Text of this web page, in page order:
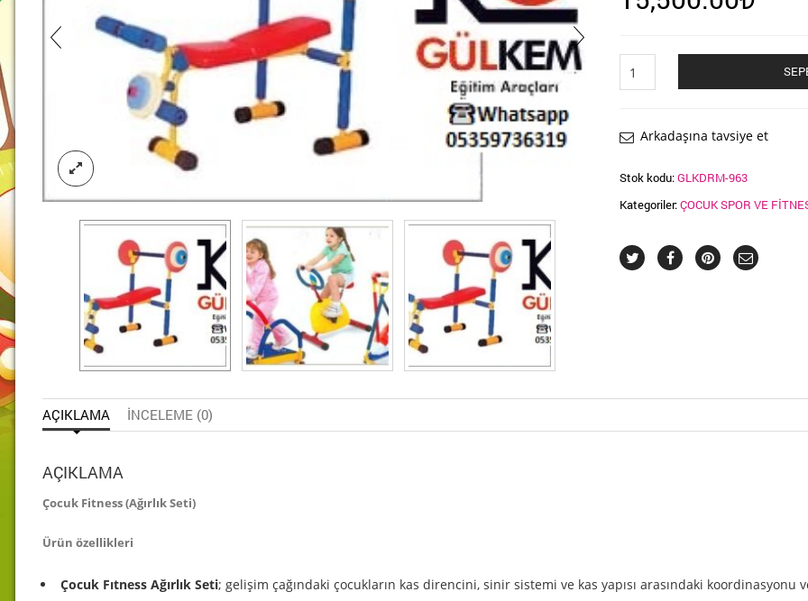
Fitness
adetArkadaşına tavsiye et
Stok kodu:GLKDRM-963
Kategoriler:ÇOCUK SPOR VE
AÇIKLAMA İNCELEME (0)
AÇIKLAMA
Çocuk Fitness (Ağırlık Seti)
Ürün özellikleri
Çocuk Fıtness Ağırlık Seti; gelişim çağındaki çocukların kas direncini, sinir sistemi ve kas yapısı arasındaki koordinasyonu